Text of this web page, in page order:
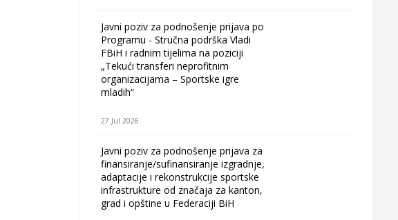
Javni poziv za podnošenje prijava po
Programu - Stručna podrška Vladi
FBiH i radnim tijelima na poziciji
„Tekući transferi neprofitnim
organizacijama – Sportske igre
mladih“
27 Jul 2026
Javni poziv za podnošenje prijava za
finansiranje/sufinansiranje izgradnje,
adaptacije i rekonstrukcije sportske
infrastrukture od značaja za kanton,
grad i opštine u Federaciji BiH